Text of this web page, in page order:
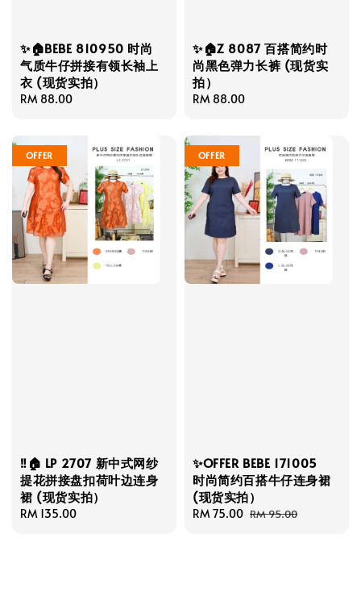
✨🏠BEBE 810950 时尚
气质牛仔拼接有领长袖上
衣 (现货实拍）
Regular
RM 88.00
✨🏠Z 8087 百搭简约时
尚黑色弹力长裤 (现货实
拍）
Regular
RM 88.00
OFFER
‼️🏠 LP 2707 新中式网纱
提花拼接盘扣荷叶边连身
裙 (现货实拍）
Regular
RM 135.00
OFFER
✨OFFER BEBE 171005
时尚简约百搭牛仔连身裙
(现货实拍）
Sale
RM 75.00 Regular
RM 95.00